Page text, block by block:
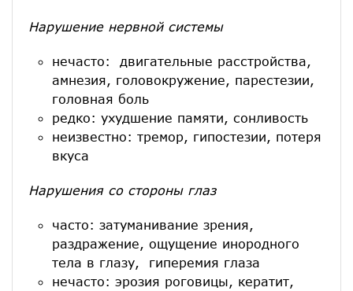
Нарушение нервной системы
нечасто: двигательные расстройства,
амнезия, головокружение, парестезии,
головная боль
редко: ухудшение памяти, сонливость
неизвестно: тремор, гипостезии, потеря
вкуса
Нарушения со стороны глаз
часто: затуманивание зрения,
раздражение, ощущение инородного
тела в глазу, гиперемия глаза
нечасто: эрозия роговицы, кератит,